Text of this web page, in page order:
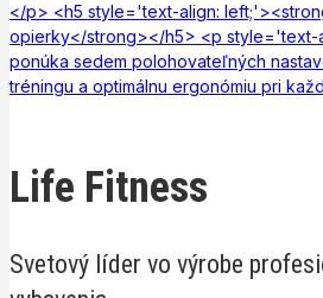
</p> <h5 style='text-align:
opierky</strong></h5> <p style='text-
ponúka sedem polohovateľných
tréningu a optimálnu ergonómiu pri
Life Fitness
Svetový líder vo výrobe